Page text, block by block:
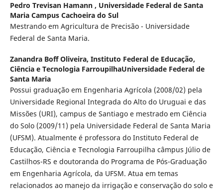
Pedro Trevisan Hamann , Universidade Federal de Santa
Maria Campus Cachoeira do Sul
Mestrando em Agricultura de Precisão - Universidade
Federal de Santa Maria.
Zanandra Boff Oliveira, Instituto Federal de Educação,
Ciência e Tecnologia FarroupilhaUniversidade Federal de
Santa Maria
Possui graduação em Engenharia Agrícola (2008/02) pela
Universidade Regional Integrada do Alto do Uruguai e das
Missões (URI), campus de Santiago e mestrado em Ciência
do Solo (2009/11) pela Universidade Federal de Santa Maria
(UFSM). Atualmente é professora do Instituto Federal de
Educação, Ciência e Tecnologia Farroupilha câmpus Júlio de
Castilhos-RS e doutoranda do Programa de Pós-Graduação
em Engenharia Agrícola, da UFSM. Atua em temas
relacionados ao manejo da irrigação e conservação do solo e